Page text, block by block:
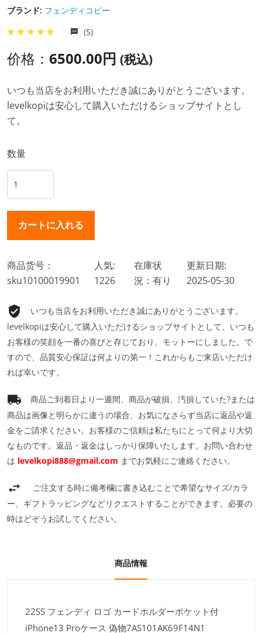
ブランド: フェンディコピー
(5)
价格： 6500.00円 (税込)
いつも当店をお利用いただき誠にありがとうございます。
levelkopiは安心して購入いただけるショップサイトとし
て。
数量
商品货号：
sku10100019901
人気:
1226
在庫状
況：有り
更新日期:
2025-05-30
いつも当店をお利用いただき誠にありがとうございます。
levelkopiは安心して購入いただけるショップサイトとして、いつも
お客様の笑顔を一番の喜びと存じており、モットーにしました。で
すので、品質安心保証は何よりの第一！これからもご来店いただけ
れば幸いです。
商品ご到着日より一週間、商品が破損、汚損していた?または
商品は画像と明らかに違うの場合、お気になさらず当店に返品や返
金をご請求ください。お客様のご信頼は私たちにとって何より大切
なものです。返品・返金はしっかり保障いたします。お問い合わせ
は levelkopi888@gmail.com までお気軽にご連絡ください。
ご注文する時に備考欄に書き込むことで希望なサイズ/カラ
ー、ギフトラッピングなどリクエストすることができます。必要の
時はどぞうお試してください。
商品情報
22SS フェンディ ロゴ カードホルダーポケット付
iPhone13 Proケース 偽物7AS101AK69F14N1